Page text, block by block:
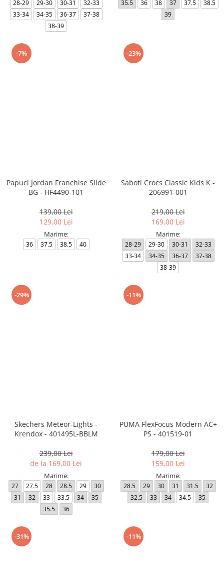
28-29 29-30 30-31
32-33
33-34
34-35 36-37
37-38
38-39
35.5 36 38 37 37.5
38.5
39
-7%
Papuci Jordan Franchise Slide
BG - HF4490-101
139,00 Lei
129,00 Lei
Marime:
36 37.5 38.5 40
-23%
Saboti Crocs Classic Kids K -
206991-001
219,00 Lei
169,00 Lei
Marime:
28-29 29-30 30-31
32-33
33-34
34-35 36-37
37-38
38-39
-29%
Skechers Meteor-Lights -
Krendox - 401495L-BBLM
239,00 Lei
de la 169,00 Lei
Marime:
27 27.5 28 28.5 29
30
31
32 33 33.5 34
35
35.5
36
-11%
PUMA FlexFocus Modern AC+
PS - 401519-01
179,00 Lei
159,00 Lei
Marime:
28.5 29 30 31 31.5
32
32.5
33 34 34.5 35
-31% -11%